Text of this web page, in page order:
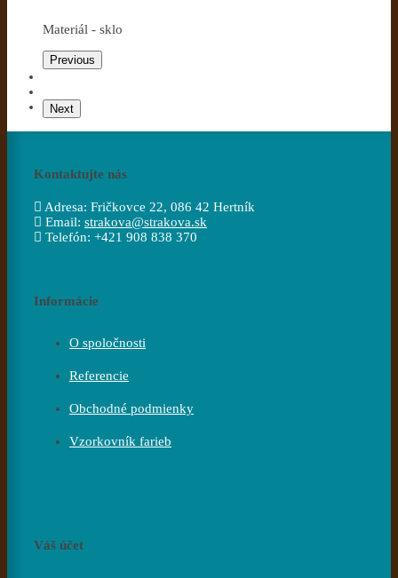
Materiál - sklo
Previous
Next
Kontaktujte nás
Adresa: Fričkovce 22, 086 42 Hertník
Email: strakova@strakova.sk
Telefón: +421 908 838 370
Informácie
O spoločnosti
Referencie
Obchodné podmienky
Vzorkovník farieb
Váš účet